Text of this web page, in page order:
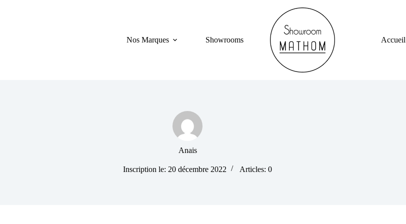
Nos Marques Showrooms Accueil
Anais
Inscription le: 20 décembre 2022 Articles: 0